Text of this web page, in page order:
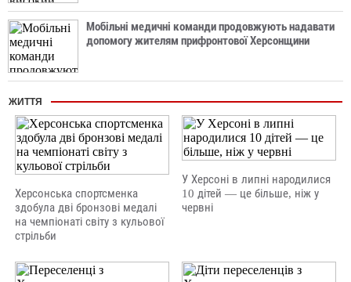
Мобільні медичні команди продовжують надавати
допомогу жителям прифронтової Херсонщини
ЖИТТЯ
Херсонська спортсменка
здобула дві бронзові медалі
на чемпіонаті світу з кульової
стрільби
У Херсоні в липні народилися
10 дітей — це більше, ніж у
червні